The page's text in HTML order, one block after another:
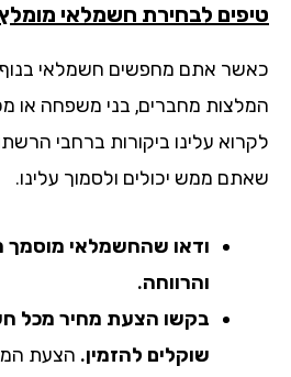
לבחירת חשמלאי מומלץ
אתם מחפשים חשמלאי בנוף
מחברים, בני משפחה או
עלינו ביקורות ברחבי הרשתות
ממש יכולים ולסמוך עלינו.
ודאו שהחשמלאי מוסמך
והרווחה.
בקשו הצעת מחיר מכל
שוקלים להזמין.הצעת המחיר